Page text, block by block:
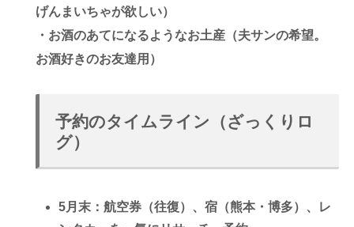
げんまいちゃが欲しい）
・お酒のあてになるようなお土産（夫サンの希望。
お酒好きのお友達用）
予約のタイムライン（ざっくりロ
グ）
5月末 ：航空券（往復）、宿（熊本・博多）、レ